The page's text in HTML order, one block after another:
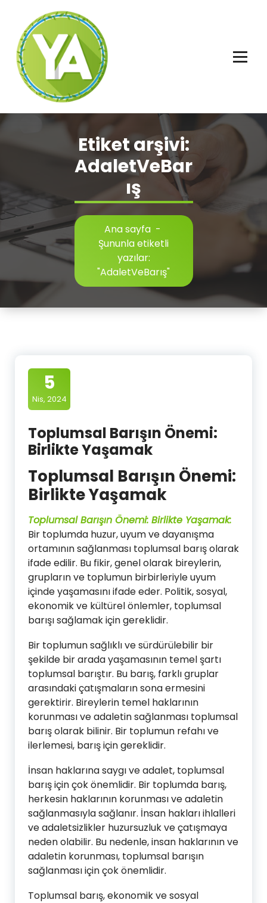
Etiket arşivi:
AdaletVeBar
ış
Ana sayfa-
Şununla etiketli
yazılar:
"AdaletVeBarış"
5
Nis, 2024
Toplumsal Barışın Önemi:
Birlikte Yaşamak
Toplumsal Barışın Önemi:
Birlikte Yaşamak
Toplumsal Barışın Önemi: Birlikte Yaşamak:
Bir toplumda huzur, uyum ve dayanışma
ortamının sağlanması toplumsal barış olarak
ifade edilir. Bu fikir, genel olarak bireylerin,
grupların ve toplumun birbirleriyle uyum
içinde yaşamasını ifade eder. Politik, sosyal,
ekonomik ve kültürel önlemler, toplumsal
barışı sağlamak için gereklidir.
Bir toplumun sağlıklı ve sürdürülebilir bir
şekilde bir arada yaşamasının temel şartı
toplumsal barıştır. Bu barış, farklı gruplar
arasındaki çatışmaların sona ermesini
gerektirir. Bireylerin temel haklarının
korunması ve adaletin sağlanması toplumsal
barış olarak bilinir. Bir toplumun refahı ve
ilerlemesi, barış için gereklidir.
İnsan haklarına saygı ve adalet, toplumsal
barış için çok önemlidir. Bir toplumda barış,
herkesin haklarının korunması ve adaletin
sağlanmasıyla sağlanır. İnsan hakları ihlalleri
ve adaletsizlikler huzursuzluk ve çatışmaya
neden olabilir. Bu nedenle, insan haklarının ve
adaletin korunması, toplumsal barışın
sağlanması için çok önemlidir.
Toplumsal barış, ekonomik ve sosyal